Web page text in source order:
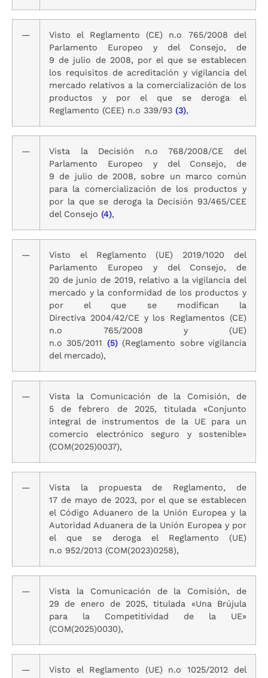
—
Visto el Reglamento (CE) n.o 765/2008 del
Parlamento Europeo y del Consejo, de
9 de julio de 2008, por el que se establecen
los requisitos de acreditación y vigilancia del
mercado relativos a la comercialización de los
productos y por el que se deroga el
Reglamento (CEE) n.o 339/93 (3),
—
Vista la Decisión n.o 768/2008/CE del
Parlamento Europeo y del Consejo, de
9 de julio de 2008, sobre un marco común
para la comercialización de los productos y
por la que se deroga la Decisión 93/465/CEE
del Consejo (4),
—
Visto el Reglamento (UE) 2019/1020 del
Parlamento Europeo y del Consejo, de
20 de junio de 2019, relativo a la vigilancia del
mercado y la conformidad de los productos y
por el que se modifican la
Directiva 2004/42/CE y los Reglamentos (CE)
n.o 765/2008 y (UE)
n.o 305/2011 (5)(Reglamento sobre vigilancia
del mercado),
—
Vista la Comunicación de la Comisión, de
5 de febrero de 2025, titulada «Conjunto
integral de instrumentos de la UE para un
comercio electrónico seguro y sostenible»
(COM(2025)0037),
—
Vista la propuesta de Reglamento, de
17 de mayo de 2023, por el que se establecen
el Código Aduanero de la Unión Europea y la
Autoridad Aduanera de la Unión Europea y por
el que se deroga el Reglamento (UE)
n.o 952/2013 (COM(2023)0258),
—
Vista la Comunicación de la Comisión, de
29 de enero de 2025, titulada «Una Brújula
para la Competitividad de la UE»
(COM(2025)0030),
—
Visto el Reglamento (UE) n.o 1025/2012 del